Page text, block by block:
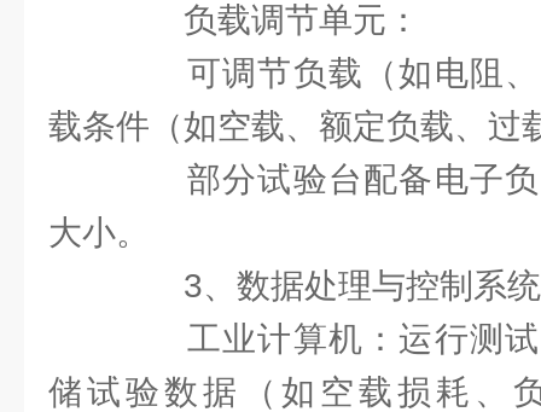
负载调节单元：
可调节负载（如电阻、
载条件（如空载、额定负载、过
部分试验台配备电子负
大小。
3、数据处理与控制系统
工业计算机：运行测试
储试验数据（如空载损耗、